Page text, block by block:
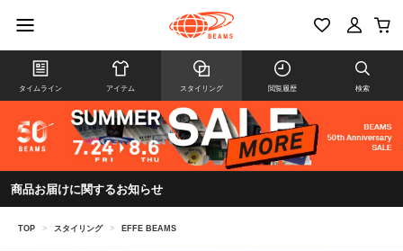
タイムライン アイテム スタイリング 閲覧履歴 検索
商品お届けに関するお知らせ
TOP > スタイリング > EFFE BEAMS